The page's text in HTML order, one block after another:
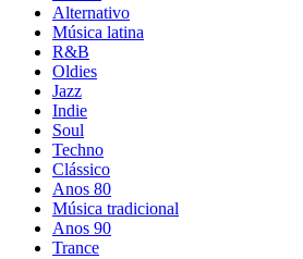
Alternativo
Música latina
R&B
Oldies
Jazz
Indie
Soul
Techno
Clássico
Anos 80
Música tradicional
Anos 90
Trance